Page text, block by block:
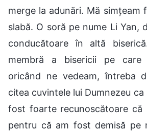
merge la adunări. Mă simțeam
slabă. O soră pe nume Li Yan,
conducătoare în altă
membră a bisericii pe care
oricând ne vedeam, întreba
citea cuvintele lui Dumnezeu ca
fost foarte recunoscătoare că
pentru că am fost demisă pe